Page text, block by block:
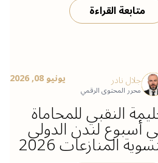
متابعة القراءة
جلال نادر
محرر المحتوى الرقمي
يونيو 08, 2026
النقبي للمحاماة
أسبوع لندن الدولي
المنازعات 2026